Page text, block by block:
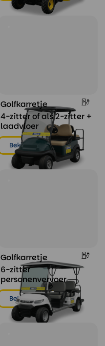
Golfkarretje
4-zitter of als 2-zitter +
laadvloer
Bekijken & huren
Golfkarretje
6-zitter
personenvervoer
Bekijken & huren